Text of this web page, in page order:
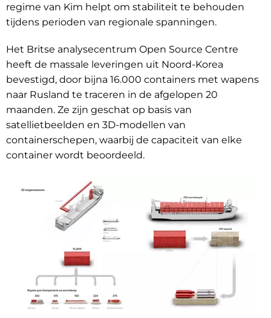
regime van Kim helpt om stabiliteit te behouden
tijdens perioden van regionale spanningen.
Het Britse analysecentrum Open Source Centre
heeft de massale leveringen uit Noord-Korea
bevestigd, door bijna 16.000 containers met wapens
naar Rusland te traceren in de afgelopen 20
maanden. Ze zijn geschat op basis van
satellietbeelden en 3D-modellen van
containerschepen, waarbij de capaciteit van elke
container wordt beoordeeld.